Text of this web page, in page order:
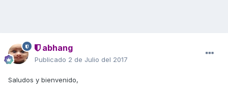
abhang
Publicado 2 de Julio del 2017
Saludos y bienvenido,